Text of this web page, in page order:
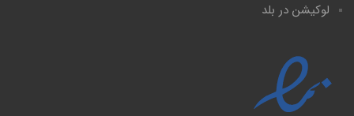
لوکیشن در بلد